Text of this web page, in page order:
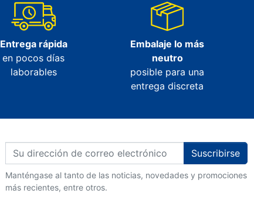
Entrega rápida
en pocos días
laborables
Embalaje lo más
neutro
posible para una
entrega discreta
Suscribirse
Manténgase al tanto de las noticias, novedades y promociones
más recientes, entre otros.